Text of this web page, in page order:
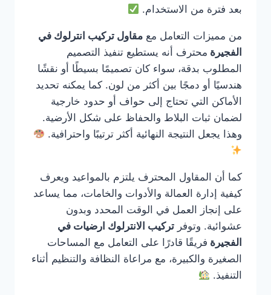
بعد فترة من الاستخدام.
من مميزات التعامل مع مقاول تركيب انترلوك في
الفجيرة محترف أنه يستطيع تنفيذ التصميم
المطلوب بدقة، سواء كان تصميمًا بسيطًا أو نقشًا
هندسيًا أو دمجًا بين أكثر من لون. كما يمكنه تحديد
الأماكن التي تحتاج إلى حواف أو حدود خارجية
لضمان ثبات البلاط والحفاظ على شكل الأرضية.
وهذا يجعل النتيجة النهائية أكثر ترتيبًا واحترافية.
كما أن المقاول المحترف يلتزم بالمواعيد ويعرف
كيفية إدارة العمالة والأدوات والخامات، مما يساعد
على إنجاز العمل في الوقت المحدد وبدون
عشوائية. وتوفر تركيب الانترلوك ارضيات في
الفجيرة فريقًا قادرًا على التعامل مع المساحات
الصغيرة والكبيرة، مع مراعاة النظافة والتنظيم أثناء
التنفيذ.